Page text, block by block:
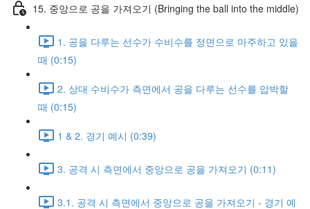
15. 중앙으로 공을 가져오기 (Bringing the ball into the middle)
1. 공을 다루는 선수가 수비수를 정면으로 마주하고 있을
때 (0:15)
2. 상대 수비수가 측면에서 공을 다루는 선수를 압박할
때 (0:15)
1 & 2. 경기 예시 (0:39)
3. 공격 시 측면에서 중앙으로 공을 가져오기 (0:11)
3.1. 공격 시 측면에서 중앙으로 공을 가져오기 - 경기 예